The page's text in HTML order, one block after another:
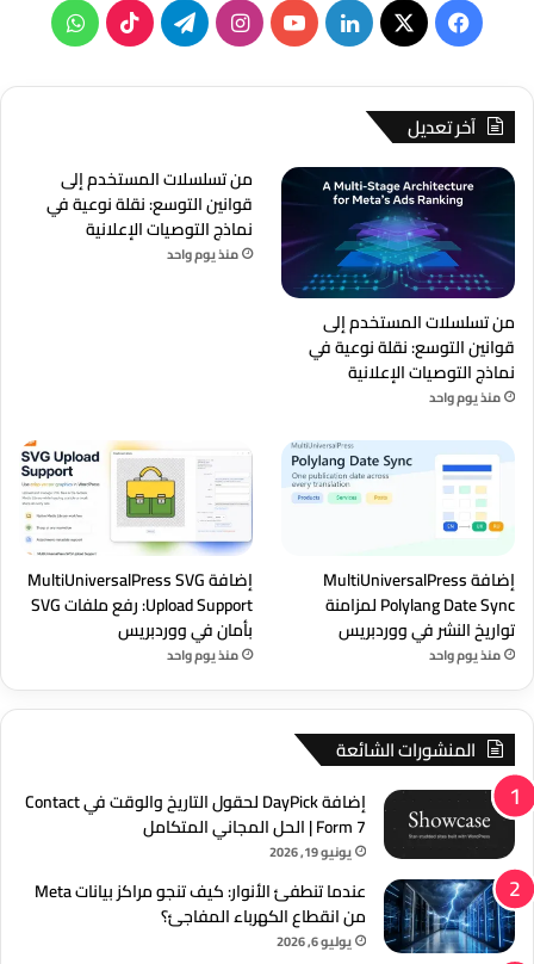
فيسبوك
‫X لينكدإن‫YouTubeانستقرامتيلقرام‫TikTok
آخر تعديل
من تسلسلات المستخدم إلى
قوانين التوسع: نقلة نوعية في
نماذج التوصيات الإعلانية
منذ يوم واحد
من تسلسلات المستخدم إلى
قوانين التوسع: نقلة نوعية في
نماذج التوصيات الإعلانية
منذ يوم واحد
إضافة MultiUniversalPress
Polylang Date Sync لمزامنة
تواريخ النشر في ووردبريس
منذ يوم واحد
إضافة MultiUniversalPress SVG
Upload Support: رفع ملفات SVG
بأمان في ووردبريس
منذ يوم واحد
المنشورات الشائعة
إضافة DayPick لحقول التاريخ والوقت في Contact
Form 7 | الحل المجاني المتكامل
يونيو 19, 2026
عندما تنطفئ الأنوار: كيف تنجو مراكز بيانات Meta
من انقطاع الكهرباء المفاجئ؟
يوليو 6, 2026